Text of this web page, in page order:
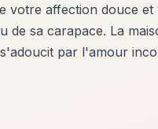
votre affection douce
sa carapace. La
par l'amour